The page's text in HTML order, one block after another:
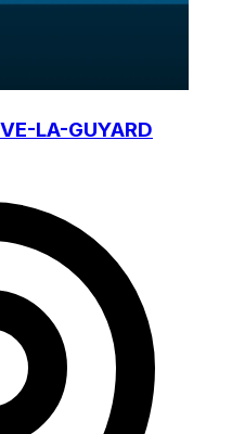
LA-GUYARD